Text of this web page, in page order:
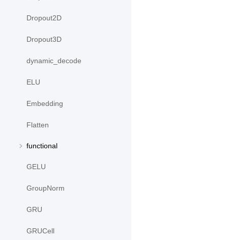
Dropout2D
Dropout3D
dynamic_decode
ELU
Embedding
Flatten
functional
GELU
GroupNorm
GRU
GRUCell